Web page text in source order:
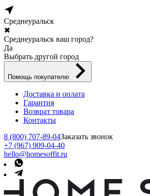
Среднеуральск
✖
Среднеуральск ваш город?
Да
Выбрать другой город
Помощь покупателю
Доставка и оплата
Гарантия
Возврат товара
Контакты
8 (800) 707-89-04Заказать звонок
+7 (967) 909-04-40
hello@homesoffit.ru